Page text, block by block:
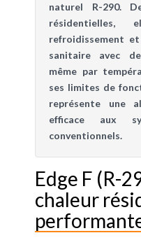
naturel R-290.
résidentielles,
refroidissement
sanitaire avec
même par
ses limites de
représente une
efficace aux
conventionnels.
Edge F (R-
chaleur